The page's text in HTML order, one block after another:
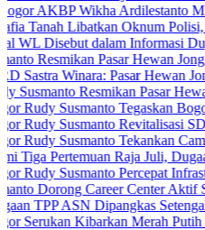
Wikha Ardilestanto Minta PT
Libatkan Oknum Polisi, PPWI
dalam Informasi Dugaan
Pasar Hewan Jonggol,
Pasar Hewan Jonggol
Resmikan Pasar Hewan
Tegaskan Bogor Timur
Revitalisasi SDN
Tekankan Camat Jadi
Raja Juli, Dugaan
Percepat Infrastruktur
Career Center Aktif Setiap
ASN Dipangkas Setengah KPK
Kibarkan Merah Putih Perkuat